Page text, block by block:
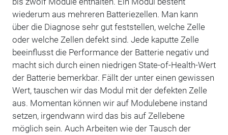
wiederum aus mehreren Batteriezellen. Man kann
über die Diagnose sehr gut feststellen, welche Zelle
oder welche Zellen defekt sind. Jede kaputte Zelle
beeinflusst die Performance der Batterie negativ und
macht sich durch einen niedrigen State-of-Health-Wert
der Batterie bemerkbar. Fällt der unter einen gewissen
Wert, tauschen wir das Modul mit der defekten Zelle
aus. Momentan können wir auf Modulebene instand
setzen, irgendwann wird das bis auf Zellebene
möglich sein. Auch Arbeiten wie der Tausch der